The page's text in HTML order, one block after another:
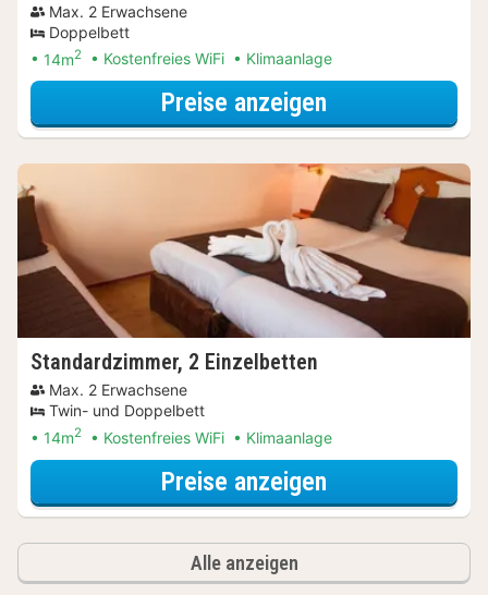
Max. 2 Erwachsene
Doppelbett
14m2 Kostenfreies WiFi Klimaanlage
Preise anzeigen
Standardzimmer, 2 Einzelbetten
Max. 2 Erwachsene
Twin- und Doppelbett
14m2 Kostenfreies WiFi Klimaanlage
Preise anzeigen
Alle anzeigen